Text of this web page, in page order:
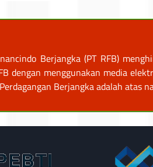
Berjangka (PT RFB)
dengan menggunakan media
Berjangka adalah atas